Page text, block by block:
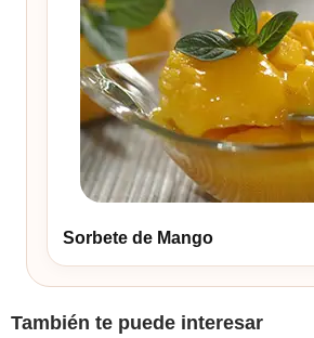
Sorbete de Mango
También te puede interesar